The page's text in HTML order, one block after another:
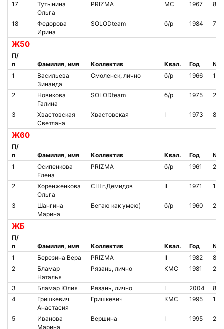
17
Тутынина
Ольга
PRIZMA МС 1967
18
Федорова
Ирина
SOLODteam б/р 1984
Ж50
П/
п
Фамилия, имя Коллектив Квал. Год
№
1
Васильева
Зинаида
Смоленск, лично б/р 1966
2
Новикова
Галина
SOLODteam б/р 1975
3
Хвастовская
Светлана
Хвастовская I 1973
Ж60
П/
п
Фамилия, имя Коллектив Квал. Год
№
1
Осипенкова
Елена
PRIZMA б/р 1961
2
Хоренженкова
Ольга
СШ г.Демидов II 1971
3
Шангина
Марина
Бегаю как умею) б/р 1960
ЖБ
П/
п
Фамилия, имя Коллектив Квал. Год
№
1
Березина Вера PRIZMA II 1982
2
Бламар
Наталья
Рязань, лично КМС 1981
3 Бламар Юлия Рязань, лично I 2004
4
Гришкевич
Анастасия
Гришкевич КМС 1995
5
Иванова
Марина
Вершина I 1995